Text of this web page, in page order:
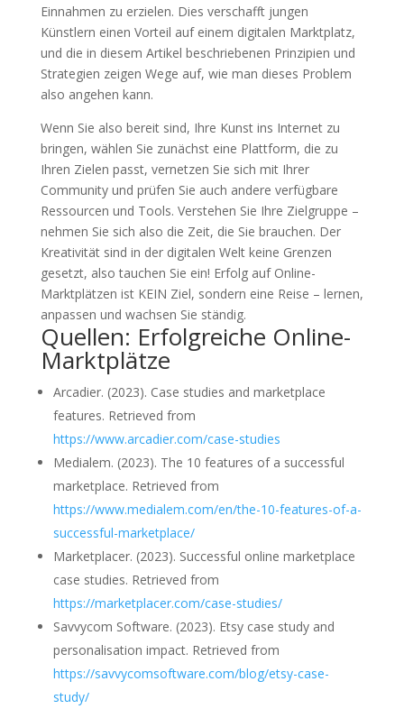
Einnahmen zu erzielen. Dies verschafft jungen
Künstlern einen Vorteil auf einem digitalen Marktplatz,
und die in diesem Artikel beschriebenen Prinzipien und
Strategien zeigen Wege auf, wie man dieses Problem
also angehen kann.
Wenn Sie also bereit sind, Ihre Kunst ins Internet zu
bringen, wählen Sie zunächst eine Plattform, die zu
Ihren Zielen passt, vernetzen Sie sich mit Ihrer
Community und prüfen Sie auch andere verfügbare
Ressourcen und Tools. Verstehen Sie Ihre Zielgruppe –
nehmen Sie sich also die Zeit, die Sie brauchen. Der
Kreativität sind in der digitalen Welt keine Grenzen
gesetzt, also tauchen Sie ein! Erfolg auf Online-
Marktplätzen ist KEIN Ziel, sondern eine Reise – lernen,
anpassen und wachsen Sie ständig.
Quellen: Erfolgreiche Online-
Marktplätze
Arcadier. (2023). Case studies and marketplace
features. Retrieved from
https://www.arcadier.com/case-studies
Medialem. (2023). The 10 features of a successful
marketplace. Retrieved from
https://www.medialem.com/en/the-10-features-of-a-
successful-marketplace/
Marketplacer. (2023). Successful online marketplace
case studies. Retrieved from
https://marketplacer.com/case-studies/
Savvycom Software. (2023). Etsy case study and
personalisation impact. Retrieved from
https://savvycomsoftware.com/blog/etsy-case-
study/